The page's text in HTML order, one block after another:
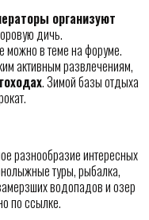
организуют
дичь.
можно в теме на форуме.
активным развлечениям,
. Зимой базы отдыха
разнообразие интересных
туры, рыбалка,
водопадов и озер
по ссылке.